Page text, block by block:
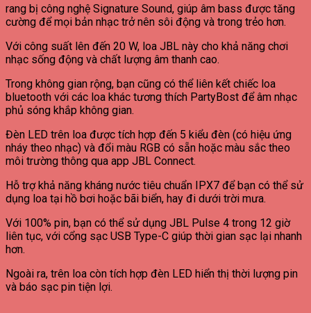
rang bị công nghệ Signature Sound, giúp âm bass được tăng
cường để mọi bản nhạc trở nên sôi động và trong trẻo hơn.
Với công suất lên đến 20 W, loa JBL này cho khả năng chơi
nhạc sống động và chất lượng âm thanh cao.
Trong không gian rộng, bạn cũng có thể liên kết chiếc loa
bluetooth với các loa khác tương thích PartyBost để âm nhạc
phủ sóng khắp không gian.
Đèn LED trên loa được tích hợp đến 5 kiểu đèn (có hiệu ứng
nháy theo nhạc) và đổi màu RGB có sẵn hoặc màu sắc theo
môi trường thông qua app JBL Connect.
Hỗ trợ khả năng kháng nước tiêu chuẩn IPX7 để bạn có thể sử
dụng loa tại hồ bơi hoặc bãi biển, hay đi dưới trời mưa.
Với 100% pin, bạn có thể sử dụng JBL Pulse 4 trong 12 giờ
liên tục, với cổng sạc USB Type-C giúp thời gian sạc lại nhanh
hơn.
Ngoài ra, trên loa còn tích hợp đèn LED hiển thị thời lượng pin
và báo sạc pin tiện lợi.